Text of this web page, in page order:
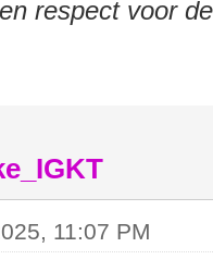
respect voor
11:07 PM